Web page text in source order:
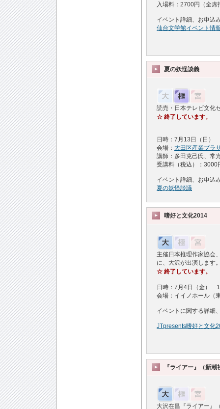
入場料：2700円（全席
イベント詳細、お申込
仙台文学館イベント情
夏の妖怪談義
読売・日本テレビ文化
☆ 終了しています。
日時：7月13日（日）
会場： 大田区産業プラ
講師：多田克己氏、常
受講料（税込）：3000
イベント詳細、お申込
夏の妖怪談議
嗜好と文化2014
主催日本推理作家協会
に、大沢が出演します
☆ 終了しています。
日時：7月4日（金）
会場：イイノホール（
イベントに関する詳細
JTpresents嗜好と文化
『ライアー』（新
大沢在昌『ライアー』